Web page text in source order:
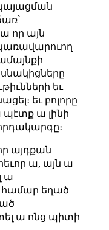
որ այն
եւ
եւ բոլորը
պէտք ա լինի
այդքան
ա, այն ա
ա
եղած
ա ոնց պիտի